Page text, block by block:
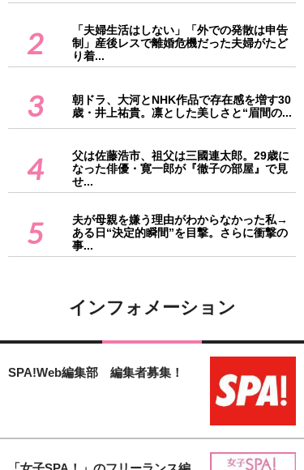
2
「夫婦生活はしない」「外での発散は申告
制」産後レスで離婚危機だった夫婦がたど
り着...
3
朝ドラ、大河とNHK作品で存在感を増す30
歳・井上祐貴。凛とした美しさと“眉間の...
4
父は佐藤浩市、祖父は三國連太郎。29歳に
なった俳優・寛一郎が『徹子の部屋』で見
せ...
5
夫が母親を嫌う理由がわからなかった私→
ある日“決定的瞬間”を目撃。さらに衝撃の
事...
インフォメーション
SPA!Web編集部 編集者募集！